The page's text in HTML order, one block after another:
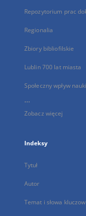
Repozytorium prac
Regionalia
Zbiory bibliofilskie
Lublin 700 lat miasta
Społeczny wpływ nauki
...
Zobacz więcej
Indeksy
Tytuł
Autor
Temat i słowa